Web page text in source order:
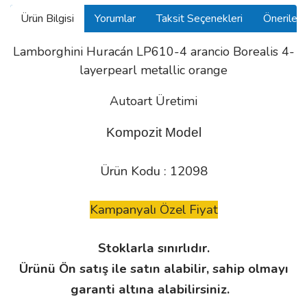
Ürün Bilgisi Yorumlar Taksit Seçenekleri
Lamborghini Huracán LP610-4 arancio Borealis 4-
layerpearl metallic orange
Autoart Üretimi
Kompozit Model
Ürün Kodu : 12098
Kampanyalı Özel Fiyat
Stoklarla sınırlıdır.
Ürünü Ön satış ile satın alabilir, sahip olmayı
garanti altına alabilirsiniz.